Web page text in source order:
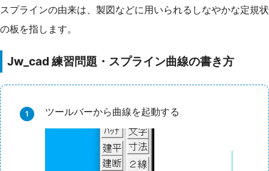
スプラインの由来は、製図などに用いられるしなやかな定規状
の板を指します。
Jw_cad 練習問題・スプライン曲線の書き方
ツールバーから曲線を起動する